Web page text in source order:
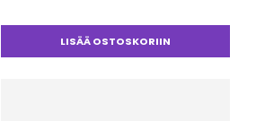
LISÄÄ OSTOSKORIIN